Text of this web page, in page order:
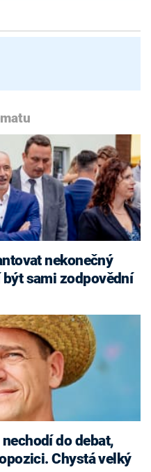
sami zodpovědní
do debat,
Chystá velký